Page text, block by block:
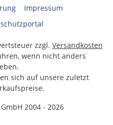
Impressum
zzgl. Versandkosten
wenn nicht anders
sich auf unsere zuletzt
2004 - 2026